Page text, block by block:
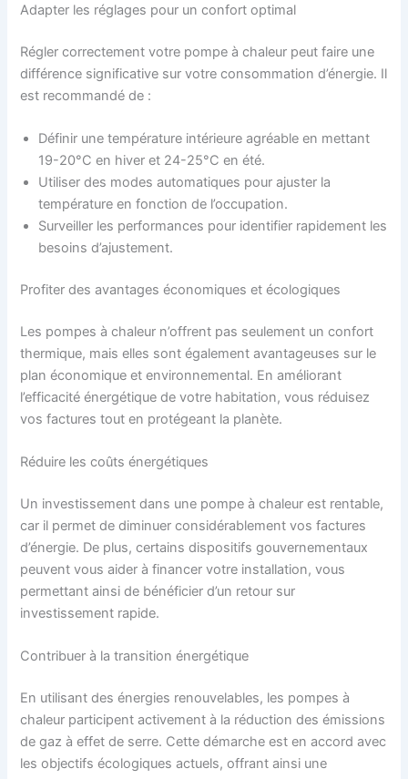
Adapter les réglages pour un confort optimal
Régler correctement votre pompe à chaleur peut faire une
différence significative sur votre consommation d’énergie. Il
est recommandé de :
Définir une température intérieure agréable en mettant
19-20°C en hiver et 24-25°C en été.
Utiliser des modes automatiques pour ajuster la
température en fonction de l’occupation.
Surveiller les performances pour identifier rapidement les
besoins d’ajustement.
Profiter des avantages économiques et écologiques
Les pompes à chaleur n’offrent pas seulement un confort
thermique, mais elles sont également avantageuses sur le
plan économique et environnemental. En améliorant
l’efficacité énergétique de votre habitation, vous réduisez
vos factures tout en protégeant la planète.
Réduire les coûts énergétiques
Un investissement dans une pompe à chaleur est rentable,
car il permet de diminuer considérablement vos factures
d’énergie. De plus, certains dispositifs gouvernementaux
peuvent vous aider à financer votre installation, vous
permettant ainsi de bénéficier d’un retour sur
investissement rapide.
Contribuer à la transition énergétique
En utilisant des énergies renouvelables, les pompes à
chaleur participent activement à la réduction des émissions
de gaz à effet de serre. Cette démarche est en accord avec
les objectifs écologiques actuels, offrant ainsi une